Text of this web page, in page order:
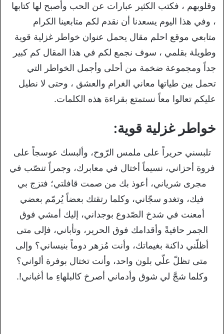
وقلوبهم ، فكتب الكثير عبارات عن الحب وأصبح لها كتابها
، وفي هذا اليوم يسعدنا أن نقدم لكم متابعينا الكرام
متابعي موقع احلم مقال يحمل عنوان خواطر غزلية قوية
وطويلة بقلمي ، سوف نجمع لكم في هذا المقال كم كبير
جداً ومجموعة ضخمة من أحلى وأجمل الخواطر التي
تحمل بين طياتها معاني الغرام والعشق ، وحتى لا نطيل
عليكم تعالوا معاً نستمتع بقراءة هذه الكلمات.
خواطر غزلية قوية:
تلبسني حريراً على ملمس الرّوح، وألبسك عوسجاً على
فروة أحزاني، نسيماً أختال في معابرك، وجمراً تنصّب في
مجرى شرياني، أعوذ بك من صمت قافلتي؛ فتزج بي
فيك، وتغدو سجّاني، وكلما رتقتك بعضاً يُرمّم بعضي
أمعنت في شدخ الصّدوع بوجداني، إليك أمشي فوق
الجمر حافيةً وأقدامك فوق الحرير، وتأباني، فإلى متى
أظلّني داكنة بغيماتك، وأنت مُزهر دوماً بنيساني؟ وإلى
متى تظلّ علّي بلون واحد، وأنت تختال بوفرة ألواني؟
وكلما شجَّ لي شوق وأدماني أصرخ كالبلهاءِ ما أغباني!.